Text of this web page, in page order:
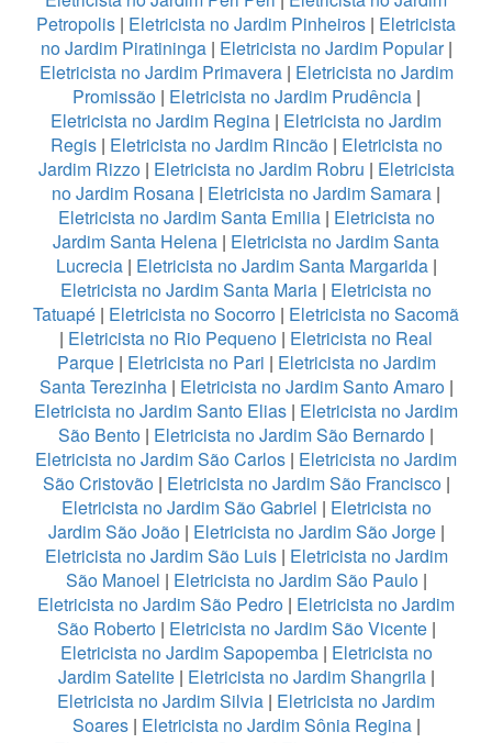
Petropolis | Eletricista no Jardim Pinheiros | Eletricista
no Jardim Piratininga| Eletricista no Jardim Popular|
Eletricista no Jardim Primavera| Eletricista no Jardim
Promissão| Eletricista no Jardim Prudência|
Eletricista no Jardim Regina | Eletricista no Jardim
Regis| Eletricista no Jardim Rincão| Eletricista no
Jardim Rizzo| Eletricista no Jardim Robru | Eletricista
no Jardim Rosana | Eletricista no Jardim Samara |
Eletricista no Jardim Santa Emilia| Eletricista no
Jardim Santa Helena | Eletricista no Jardim Santa
Lucrecia| Eletricista no Jardim Santa Margarida|
Eletricista no Jardim Santa Maria | Eletricista no
Tatuapé | Eletricista no Socorro | Eletricista no Sacomã
| Eletricista no Rio Pequeno | Eletricista no Real
Parque| Eletricista no Pari | Eletricista no Jardim
Santa Terezinha| Eletricista no Jardim Santo Amaro|
Eletricista no Jardim Santo Elias | Eletricista no Jardim
São Bento | Eletricista no Jardim São Bernardo |
Eletricista no Jardim São Carlos | Eletricista no Jardim
São Cristovão| Eletricista no Jardim São Francisco|
Eletricista no Jardim São Gabriel | Eletricista no
Jardim São João| Eletricista no Jardim São Jorge|
Eletricista no Jardim São Luis| Eletricista no Jardim
São Manoel | Eletricista no Jardim São Paulo|
Eletricista no Jardim São Pedro | Eletricista no Jardim
São Roberto| Eletricista no Jardim São Vicente|
Eletricista no Jardim Sapopemba| Eletricista no
Jardim Satelite| Eletricista no Jardim Shangrila|
Eletricista no Jardim Silvia | Eletricista no Jardim
Soares| Eletricista no Jardim Sônia Regina|